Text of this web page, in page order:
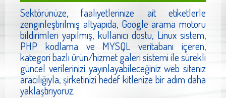
Sektörünüze, faaliyetlerinize ait etiketlerle
zenginleştirilmiş altyapıda, Google arama motoru
bildirimleri yapılmış, kullanıcı dostu, Linux sistem,
PHP kodlama ve MYSQL veritabanı içeren,
kategori bazlı ürün/hizmet galeri sistemi ile sürekli
güncel verilerinizi yayınlayabileceğiniz web siteniz
aracılığıyla, şirketinizi hedef kitlenize bir adım daha
yaklaştırıyoruz.